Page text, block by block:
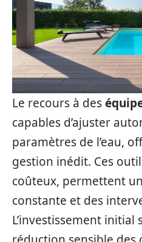
Le recours à des
capables d’ajuster
paramètres de l’eau,
gestion inédit. Ces
coûteux, permettent
constante et des
L’investissement